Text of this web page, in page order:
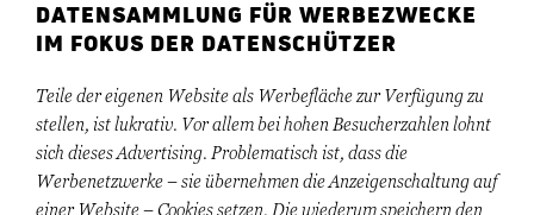
DATENSAMMLUNG FÜR WERBEZWECKE
IM FOKUS DER DATENSCHÜTZER
Teile der eigenen Website als Werbefläche zur Verfügung zu
stellen, ist lukrativ. Vor allem bei hohen Besucherzahlen lohnt
sich dieses Advertising. Problematisch ist, dass die
Werbenetzwerke – sie übernehmen die Anzeigenschaltung auf
einer Website – Cookies setzen. Die wiederum speichern den